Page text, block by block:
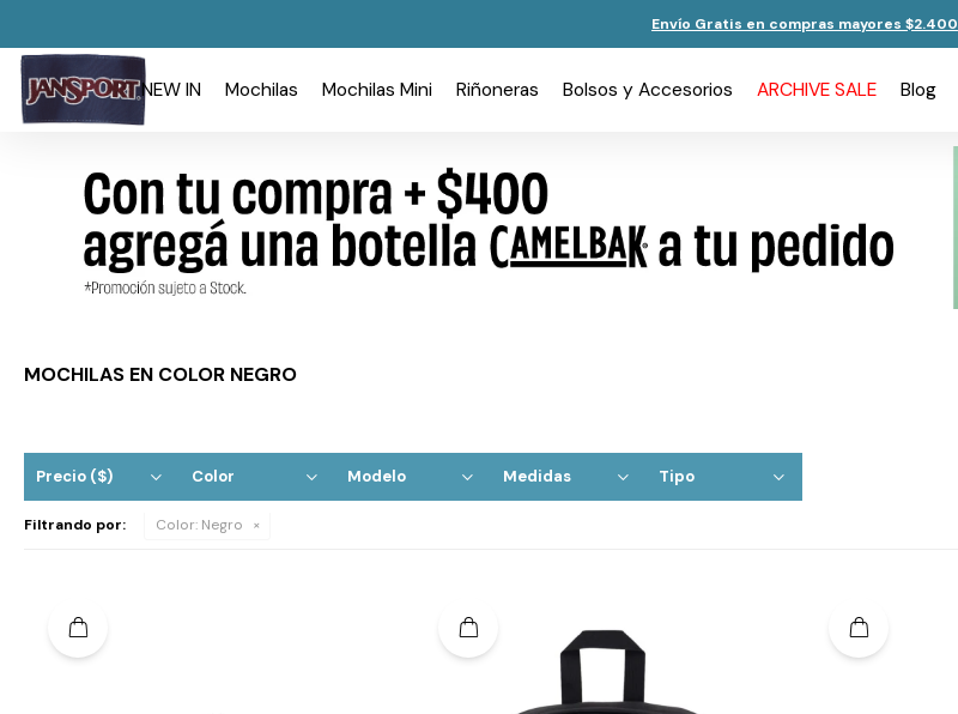
Envío Gratis en compras mayores $2.400
NEW IN Mochilas Mochilas Mini Riñoneras Bolsos y Accesorios ARCHIVE SALE Blog
MOCHILAS EN COLOR NEGRO
Precio ($) Color Modelo Medidas Tipo
Filtrando por: Color: Negro